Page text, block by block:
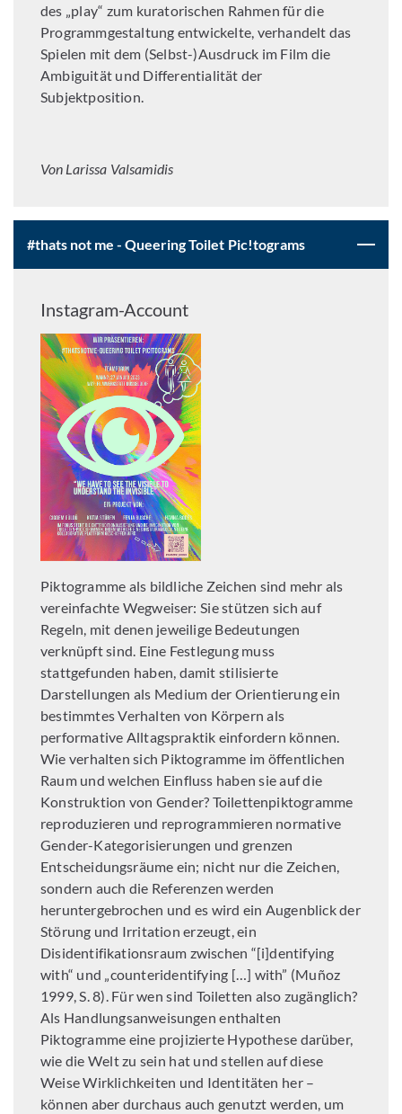
des „play“ zum kuratorischen Rahmen für die
Programmgestaltung entwickelte, verhandelt das
Spielen mit dem (Selbst-)Ausdruck im Film die
Ambiguität und Differentialität der
Subjektposition.
Von Larissa Valsamidis
#thats not me - Queering Toilet Pic!tograms
Instagram-Account
Piktogramme als bildliche Zeichen sind mehr als
vereinfachte Wegweiser: Sie stützen sich auf
Regeln, mit denen jeweilige Bedeutungen
verknüpft sind. Eine Festlegung muss
stattgefunden haben, damit stilisierte
Darstellungen als Medium der Orientierung ein
bestimmtes Verhalten von Körpern als
performative Alltagspraktik einfordern können.
Wie verhalten sich Piktogramme im öffentlichen
Raum und welchen Einfluss haben sie auf die
Konstruktion von Gender? Toilettenpiktogramme
reproduzieren und reprogrammieren normative
Gender-Kategorisierungen und grenzen
Entscheidungsräume ein; nicht nur die Zeichen,
sondern auch die Referenzen werden
heruntergebrochen und es wird ein Augenblick der
Störung und Irritation erzeugt, ein
Disidentifikationsraum zwischen “[i]dentifying
with“ und „counteridentifying […] with” (Muñoz
1999, S. 8). Für wen sind Toiletten also zugänglich?
Als Handlungsanweisungen enthalten
Piktogramme eine projizierte Hypothese darüber,
wie die Welt zu sein hat und stellen auf diese
Weise Wirklichkeiten und Identitäten her –
können aber durchaus auch genutzt werden, um